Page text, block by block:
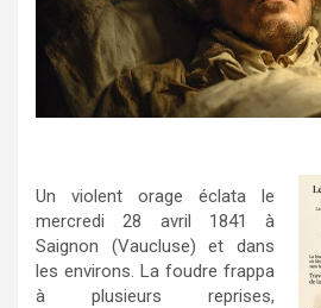
o
r
Un violent orage éclata le
mercredi 28 avril 1841 à
Saignon (Vaucluse) et dans
les environs. La foudre frappa
à plusieurs reprises,